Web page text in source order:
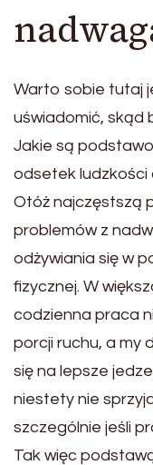
Warto sobie tutaj
uświadomić, skąd
Jakie są
odsetek ludzkości
Otóż najczęstszą
problemów z
odżywiania się w
fizycznej. W
codzienna praca
porcji ruchu, a my
się na lepsze
niestety nie
szczególnie jeśli
Tak więc